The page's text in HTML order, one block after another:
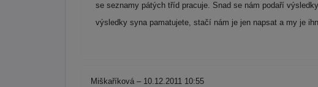
se seznamy pátých tříd pracuje. Snad se nám podaří
výsledky syna pamatujete, stačí nám je jen napsat a my je
Miškaříková – 10.12.2011 10:55